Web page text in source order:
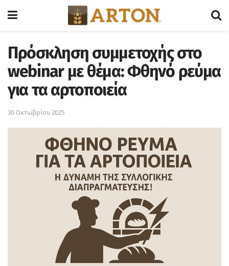
Πρόσκληση συμμετοχής στο
webinar με θέμα: Φθηνό ρεύμα
για τα αρτοποιεία
30 Οκτωβρίου 2025